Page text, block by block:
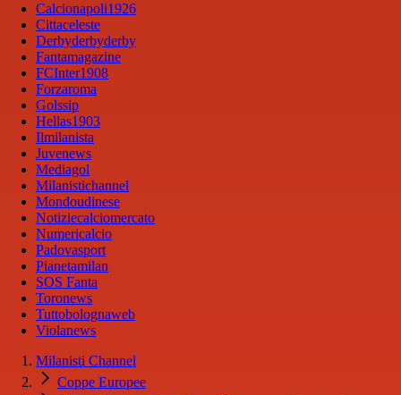
Calcionapoli1926
Cittaceleste
Derbyderbyderby
Fantamagazine
FCInter1908
Forzaroma
Golssip
Hellas1903
Ilmilanista
Juvenews
Mediagol
Milanistichannel
Mondoudinese
Notiziecalciomercato
Numericalcio
Padovasport
Pianetamilan
SOS Fanta
Toronews
Tuttobolognaweb
Violanews
Milanisti Channel
Coppe Europee